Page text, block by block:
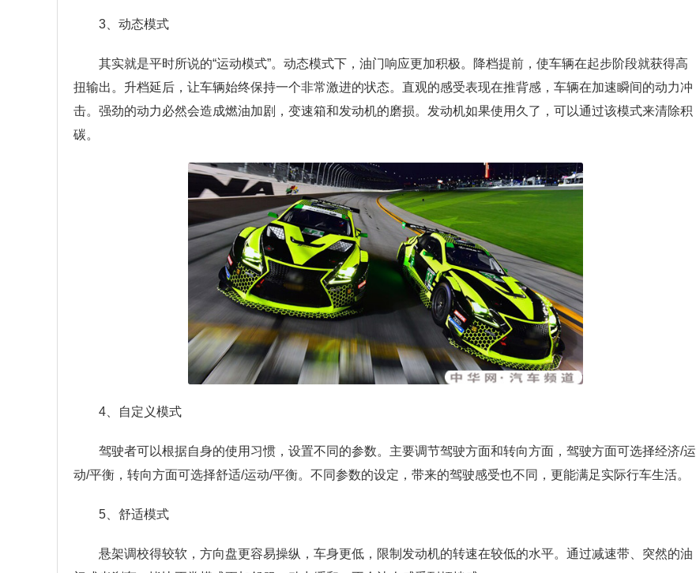
3、动态模式
其实就是平时所说的“运动模式”。动态模式下，油门响应更加积极。降档提前，使车辆在起步阶段就获得高
扭输出。升档延后，让车辆始终保持一个非常激进的状态。直观的感受表现在推背感，车辆在加速瞬间的动力冲
击。强劲的动力必然会造成燃油加剧，变速箱和发动机的磨损。发动机如果使用久了，可以通过该模式来清除积
碳。
4、自定义模式
驾驶者可以根据自身的使用习惯，设置不同的参数。主要调节驾驶方面和转向方面，驾驶方面可选择经济/运
动/平衡，转向方面可选择舒适/运动/平衡。不同参数的设定，带来的驾驶感受也不同，更能满足实际行车生活。
5、舒适模式
悬架调校得较软，方向盘更容易操纵，车身更低，限制发动机的转速在较低的水平。通过减速带、突然的油